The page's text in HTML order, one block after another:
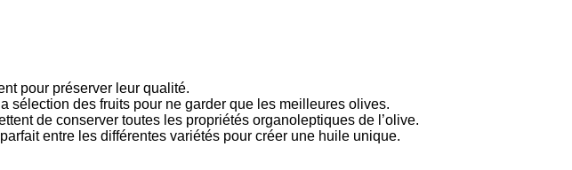
pour préserver leur qualité.
sélection des fruits pour ne garder que les meilleures olives.
de conserver toutes les propriétés organoleptiques de l’olive.
entre les différentes variétés pour créer une huile unique.